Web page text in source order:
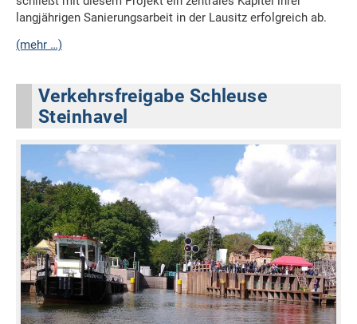
langjährigen Sanierungsarbeit in der Lausitz erfolgreich ab.
(mehr …)
Verkehrsfreigabe Schleuse
Steinhavel